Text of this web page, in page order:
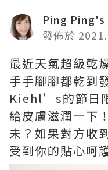
Ping
發佈於
最近天氣超級乾
手手腳腳都乾到
Kiehl’s的節日
給皮膚滋潤一下
未？如果對方收
受到你的貼心呵